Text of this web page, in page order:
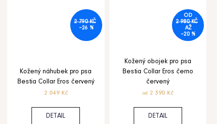
2 790 KČ
–26 %
Kožený náhubek pro psa
Bestia Collar Eros červený
2 049 Kč
DETAIL
OD
2 980 KČ
AŽ
–20 %
Kožený obojek pro psa
Bestia Collar Eros černo
červený
od 2 390 Kč
DETAIL